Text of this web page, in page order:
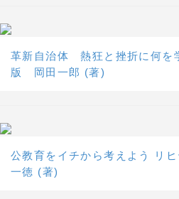
革新自治体 熱狂と挫折に何を
版 岡田一郎 (著)
公教育をイチから考えよう リ
一徳 (著)